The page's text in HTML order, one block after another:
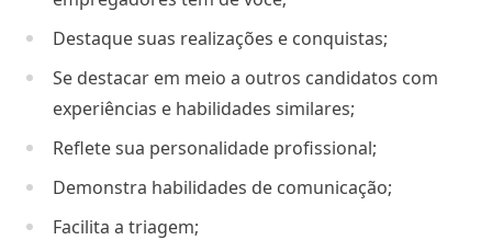
Destaque suas realizações e conquistas;
Se destacar em meio a outros candidatos com
experiências e habilidades similares;
Reflete sua personalidade profissional;
Demonstra habilidades de comunicação;
Facilita a triagem;